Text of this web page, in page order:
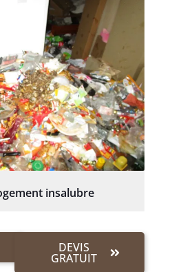
insalubre
DEVIS
GRATUIT